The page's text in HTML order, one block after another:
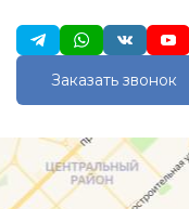
Заказать звонок